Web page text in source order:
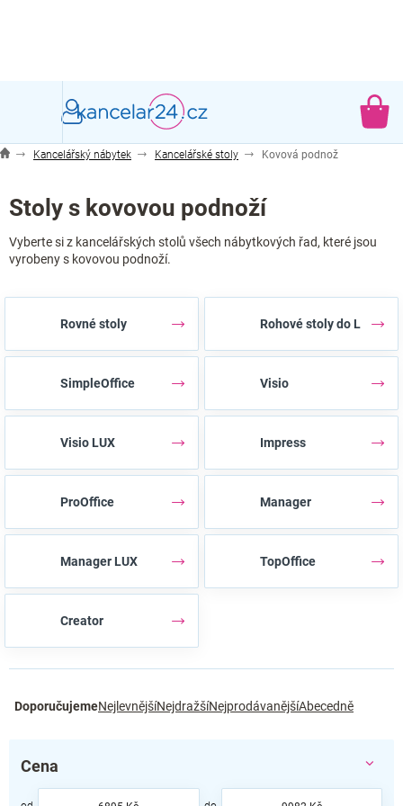
Kancelářský nábytek Kancelářské stoly Kovová podnož
Stoly s kovovou podnoží
Vyberte si z kancelářských stolů všech nábytkových řad, které jsou
vyrobeny s kovovou podnoží.
Rovné stoly Rohové stoly do L
SimpleOffice Visio
Visio LUX Impress
ProOffice Manager
Manager LUX TopOffice
Creator
a
n
DoporučujemeNejlevnějšíNejdražšíNejprodávanějšíAbecedně
Cena